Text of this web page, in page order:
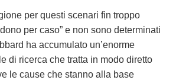
per questi scenari fin troppo
per caso” e non sono determinati
ha accumulato un’enorme
di ricerca che tratta in modo diretto
le cause che stanno alla base